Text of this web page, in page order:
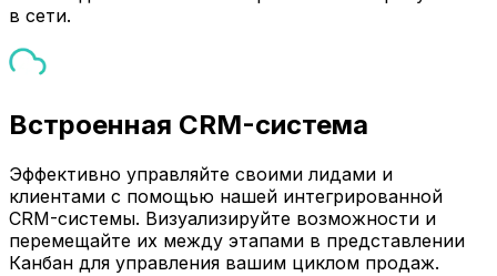
в сети.
Встроенная CRM-система
Эффективно управляйте своими лидами и
клиентами с помощью нашей интегрированной
CRM-системы. Визуализируйте возможности и
перемещайте их между этапами в представлении
Канбан для управления вашим циклом продаж.